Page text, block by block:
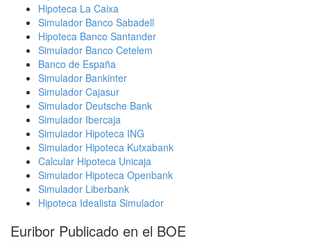
Hipoteca La Caixa
Simulador Banco Sabadell
Hipoteca Banco Santander
Simulador Banco Cetelem
Banco de España
Simulador Bankinter
Simulador Cajasur
Simulador Deutsche Bank
Simulador Ibercaja
Simulador Hipoteca ING
Simulador Hipoteca Kutxabank
Calcular Hipoteca Unicaja
Simulador Hipoteca Openbank
Simulador Liberbank
Hipoteca Idealista Simulador
Euribor Publicado en el BOE